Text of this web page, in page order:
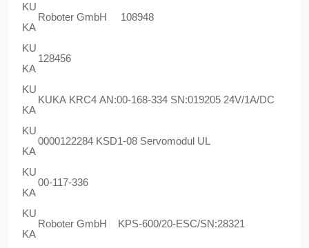
KU
KA
Roboter GmbH 108948
KU
KA
128456
KU
KA
KUKA KRC4 AN:00-168-334 SN:019205 24V/1A/DC
KU
KA
0000122284 KSD1-08 Servomodul UL
KU
KA
00-117-336
KU
KA
Roboter GmbH KPS-600/20-ESC/SN:28321